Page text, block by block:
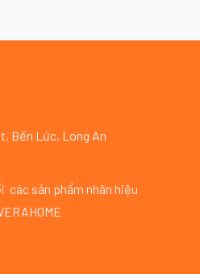
Bến Lức, Long An
các sản phẩm nhãn hiệu